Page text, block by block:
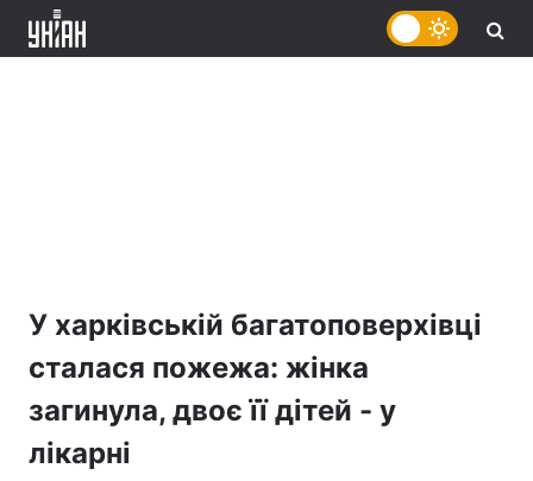
У харківській багатоповерхівці
сталася пожежа: жінка
загинула, двоє її дітей - у
лікарні